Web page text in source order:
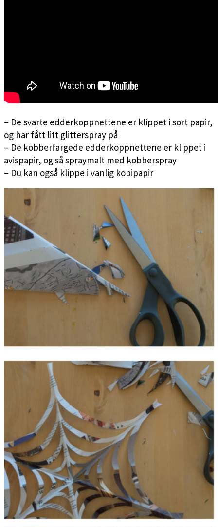
– De svarte edderkoppnettene er klippet i sort papir,
og har fått litt glitterspray på
– De kobberfargede edderkoppnettene er klippet i
avispapir, og så spraymalt med kobberspray
– Du kan også klippe i vanlig kopipapir